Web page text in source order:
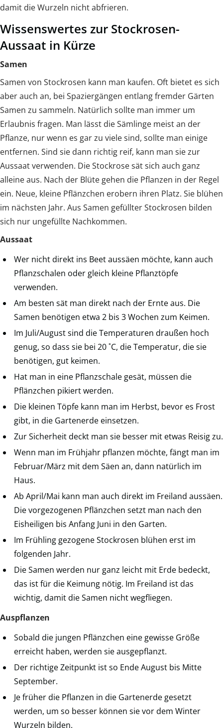
damit die Wurzeln nicht abfrieren.
Wissenswertes zur Stockrosen-
Aussaat in Kürze
Samen
Samen von Stockrosen kann man kaufen. Oft bietet es sich
aber auch an, bei Spaziergängen entlang fremder Gärten
Samen zu sammeln. Natürlich sollte man immer um
Erlaubnis fragen. Man lässt die Sämlinge meist an der
Pflanze, nur wenn es gar zu viele sind, sollte man einige
entfernen. Sind sie dann richtig reif, kann man sie zur
Aussaat verwenden. Die Stockrose sät sich auch ganz
alleine aus. Nach der Blüte gehen die Pflanzen in der Regel
ein. Neue, kleine Pflänzchen erobern ihren Platz. Sie blühen
im nächsten Jahr. Aus Samen gefüllter Stockrosen bilden
sich nur ungefüllte Nachkommen.
Aussaat
Wer nicht direkt ins Beet aussäen möchte, kann auch
Pflanzschalen oder gleich kleine Pflanztöpfe
verwenden.
Am besten sät man direkt nach der Ernte aus. Die
Samen benötigen etwa 2 bis 3 Wochen zum Keimen.
Im Juli/August sind die Temperaturen draußen hoch
genug, so dass sie bei 20 ˚C, die Temperatur, die sie
benötigen, gut keimen.
Hat man in eine Pflanzschale gesät, müssen die
Pflänzchen pikiert werden.
Die kleinen Töpfe kann man im Herbst, bevor es Frost
gibt, in die Gartenerde einsetzen.
Zur Sicherheit deckt man sie besser mit etwas Reisig zu.
Wenn man im Frühjahr pflanzen möchte, fängt man im
Februar/März mit dem Säen an, dann natürlich im
Haus.
Ab April/Mai kann man auch direkt im Freiland aussäen.
Die vorgezogenen Pflänzchen setzt man nach den
Eisheiligen bis Anfang Juni in den Garten.
Im Frühling gezogene Stockrosen blühen erst im
folgenden Jahr.
Die Samen werden nur ganz leicht mit Erde bedeckt,
das ist für die Keimung nötig. Im Freiland ist das
wichtig, damit die Samen nicht wegfliegen.
Auspflanzen
Sobald die jungen Pflänzchen eine gewisse Größe
erreicht haben, werden sie ausgepflanzt.
Der richtige Zeitpunkt ist so Ende August bis Mitte
September.
Je früher die Pflanzen in die Gartenerde gesetzt
werden, um so besser können sie vor dem Winter
Wurzeln bilden.